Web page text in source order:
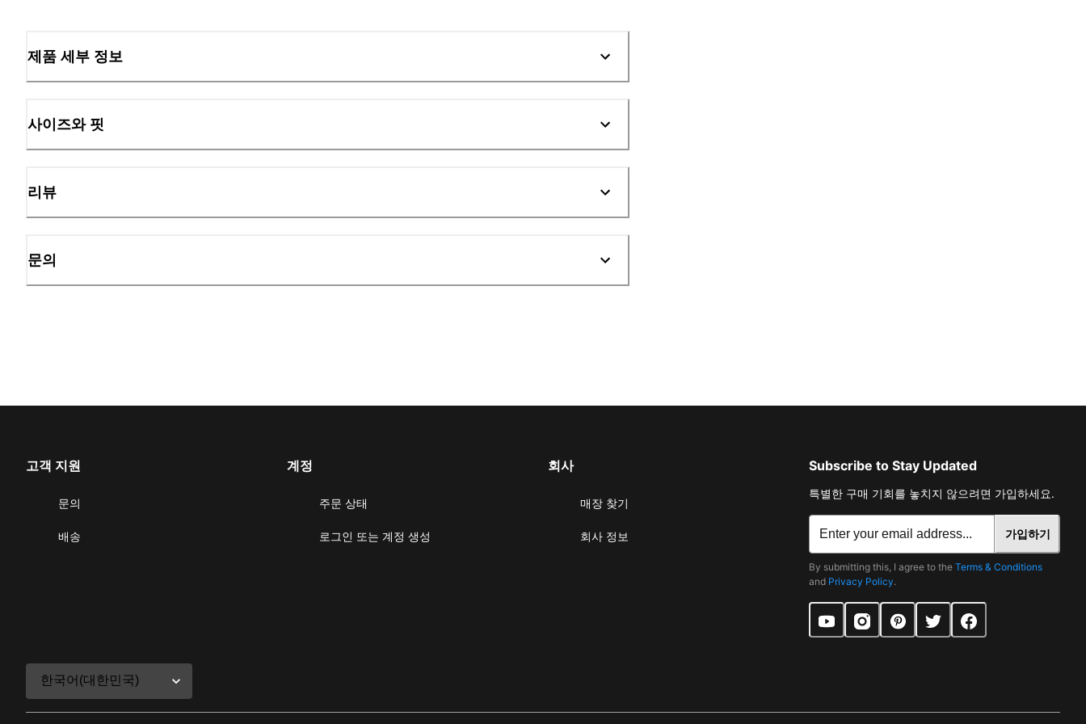
제품 세부 정보
사이즈와 핏
리뷰
문의
고객 지원
문의
배송
계정
주문 상태
로그인 또는 계정 생성
회사
매장 찾기
회사 정보
Subscribe to Stay Updated
특별한 구매 기회를 놓치지 않으려면 가입하세요.
가입하기
By submitting this, I agree to the Terms & Conditions
and Privacy Policy.